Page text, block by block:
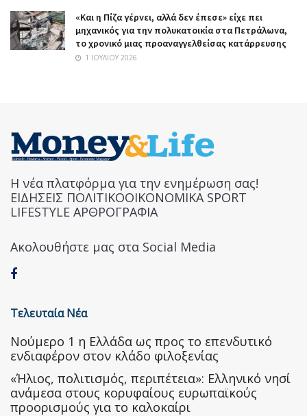
«Και η Πίζα γέρνει, αλλά δεν έπεσε» είχε πει
μηχανικός για την πολυκατοικία στα Πετράλωνα,
το χρονικό μιας προαναγγελθείσας κατάρρευσης
1 ΙΟΥΛΊΟΥ 2026
Η νέα πλατφόρμα για την ενημέρωση σας!
ΕΙΔΗΣΕΙΣ ΠΟΛΙΤΙΚΟΟΙΚΟΝΟΜΙΚΑ SPORT
LIFESTYLE ΑΡΘΡΟΓΡΑΦΙΑ
Ακολουθήστε μας στα Social Media
Τελευταία Νέα
Nούμερο 1 η Ελλάδα ως προς το επενδυτικό
ενδιαφέρον στον κλάδο φιλοξενίας
«Ήλιος, πολιτισμός, περιπέτεια»: Ελληνικό νησί
ανάμεσα στους κορυφαίους ευρωπαϊκούς
προορισμούς για το καλοκαίρι